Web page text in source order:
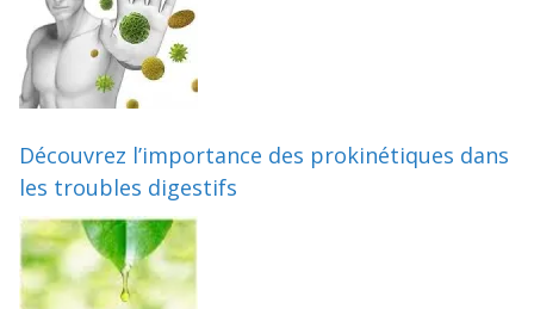
Découvrez l’importance des prokinétiques dans
les troubles digestifs